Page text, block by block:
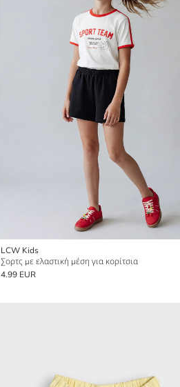
LCW Kids
Σορτς με ελαστική μέση για κορίτσια
4.99 EUR